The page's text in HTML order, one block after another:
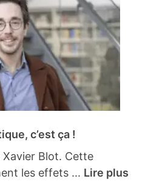
c’est ça !
Blot. Cette
les effets ... Lire plus